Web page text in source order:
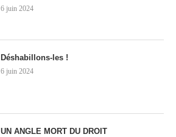
6 juin 2024
Déshabillons-les !
6 juin 2024
UN ANGLE MORT DU DROIT